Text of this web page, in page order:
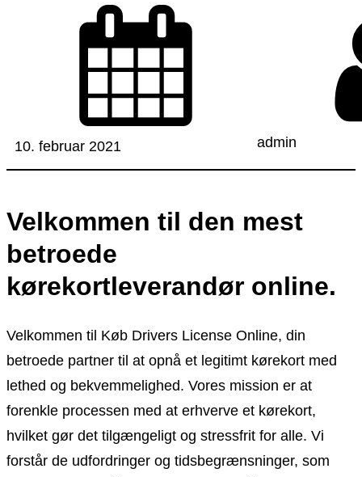
10. februar 2021 admin
Velkommen til den mest
betroede
kørekortleverandør online.
Velkommen til Køb Drivers License Online, din
betroede partner til at opnå et legitimt kørekort med
lethed og bekvemmelighed. Vores mission er at
forenkle processen med at erhverve et kørekort,
hvilket gør det tilgængeligt og stressfrit for alle. Vi
forstår de udfordringer og tidsbegrænsninger, som